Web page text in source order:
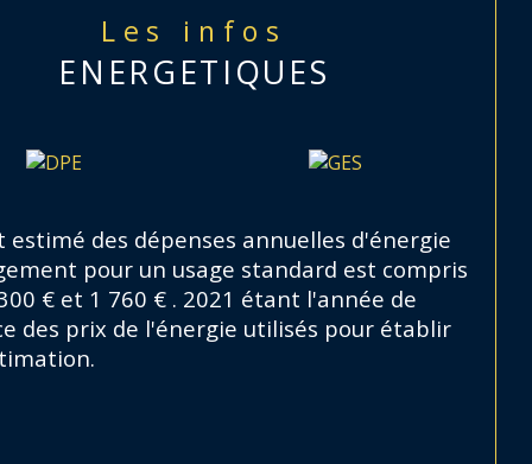
de 1947 composée de 2
RDC rénové
Les infos
ENERGETIQUES
estimé des dépenses annuelles d'énergie
pour un usage standard est compris
€ et 1 760 € . 2021 étant l'année de
des prix de l'énergie utilisés pour établir